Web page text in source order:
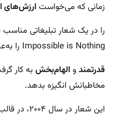
زمانی که می‌خواستارزش‌های
را در یک شعار تبلیغاتی
Impossible is Nothing را به‌عنوان
قدرتمندوالهام‌بخشبه کار
مخاطبانش انگیزه بدهد.
این شعار در سال ۲۰۰۴، در قالب یک کمپین با حضور